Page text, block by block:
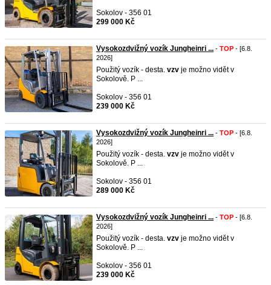
Sokolov - 356 01
299 000 Kč
Vysokozdvižný vozík Jungheinri ... - TOP - [6.8.
2026]
Použitý vozík - desta. vzv je možno vidět v
Sokolově. P ...
Sokolov - 356 01
239 000 Kč
Vysokozdvižný vozík Jungheinri ... - TOP - [6.8.
2026]
Použitý vozík - desta. vzv je možno vidět v
Sokolově. P ...
Sokolov - 356 01
289 000 Kč
Vysokozdvižný vozík Jungheinri ... - TOP - [6.8.
2026]
Použitý vozík - desta. vzv je možno vidět v
Sokolově. P ...
Sokolov - 356 01
239 000 Kč